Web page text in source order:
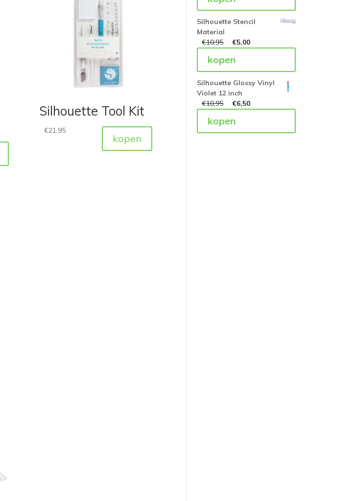
Silhouette Tool Kit
€21,95
kopen
Silhouette Stencil
Material
€10,95 €5,00
kopen
Silhouette Glossy Vinyl
Violet 12 inch
€10,95 €6,50
kopen